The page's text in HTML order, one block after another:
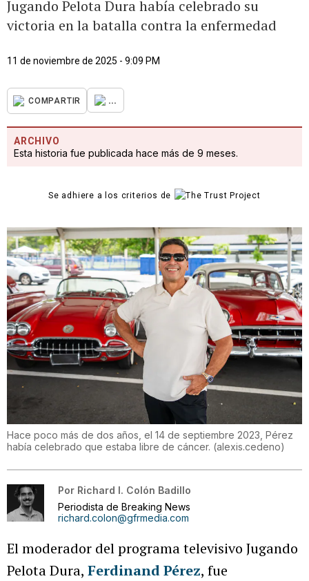
Jugando Pelota Dura había celebrado su
victoria en la batalla contra la enfermedad
11 de noviembre de 2025 - 9:09 PM
COMPARTIR ...
ARCHIVO
Esta historia fue publicada hace más de 9 meses.
Se adhiere a los criterios de
Hace poco más de dos años, el 14 de septiembre 2023, Pérez
había celebrado que estaba libre de cáncer. (alexis.cedeno)
Por Richard I. Colón Badillo
Periodista de Breaking News
richard.colon@gfrmedia.com
El moderador del programa televisivo Jugando
Pelota Dura, Ferdinand Pérez, fue